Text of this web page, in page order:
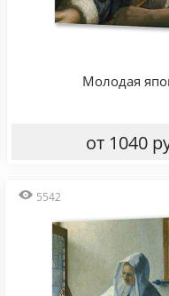
Молодая
от 1040
5542